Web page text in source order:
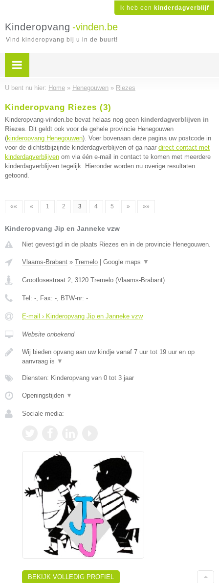
Ik heb een kinderdagverblijf
Kinderopvang -vinden.be
Vind kinderopvang bij u in de buurt!
U bent nu hier: Home » Henegouwen » Riezes
Kinderopvang Riezes (3)
Kinderopvang-vinden.be bevat helaas nog geen kinderdagverblijven in
Riezes. Dit geldt ook voor de gehele provincie Henegouwen
(kinderopvang Henegouwen). Voer bovenaan deze pagina uw postcode in
voor de dichtstbijzijnde kinderdagverblijven of ga naar direct contact met
kinderdagverblijven om via één e-mail in contact te komen met meerdere
kinderdagverblijven tegelijk. Hieronder worden nu overige resultaten
getoond.
«« « 1 2 3 4 5 » »»
Kinderopvang Jip en Janneke vzw
Niet gevestigd in de plaats Riezes en in de provincie Henegouwen.
Vlaams-Brabant » Tremelo Google maps ▼
Grootlosestraat 2, 3120 Tremelo (Vlaams-Brabant)
Tel: -, Fax: -, BTW-nr: -
E-mail › Kinderopvang Jip en Janneke vzw
Website onbekend
Wij bieden opvang aan uw kindje vanaf 7 uur tot 19 uur en op
aanvraag is ▼
Diensten: Kinderopvang van 0 tot 3 jaar
Openingstijden ▼
Sociale media:
BEKIJK VOLLEDIG PROFIEL